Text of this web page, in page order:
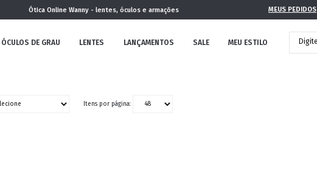
Ótica Online Wanny - lentes, óculos e armações MEUS PEDIDOS
ÓCULOS DE GRAU LENTES LANÇAMENTOS SALE MEU ESTILO
COLEÇÃO
Itens por página: